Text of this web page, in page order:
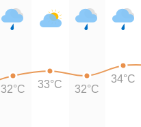
32°C 33°C 32°C
34°C